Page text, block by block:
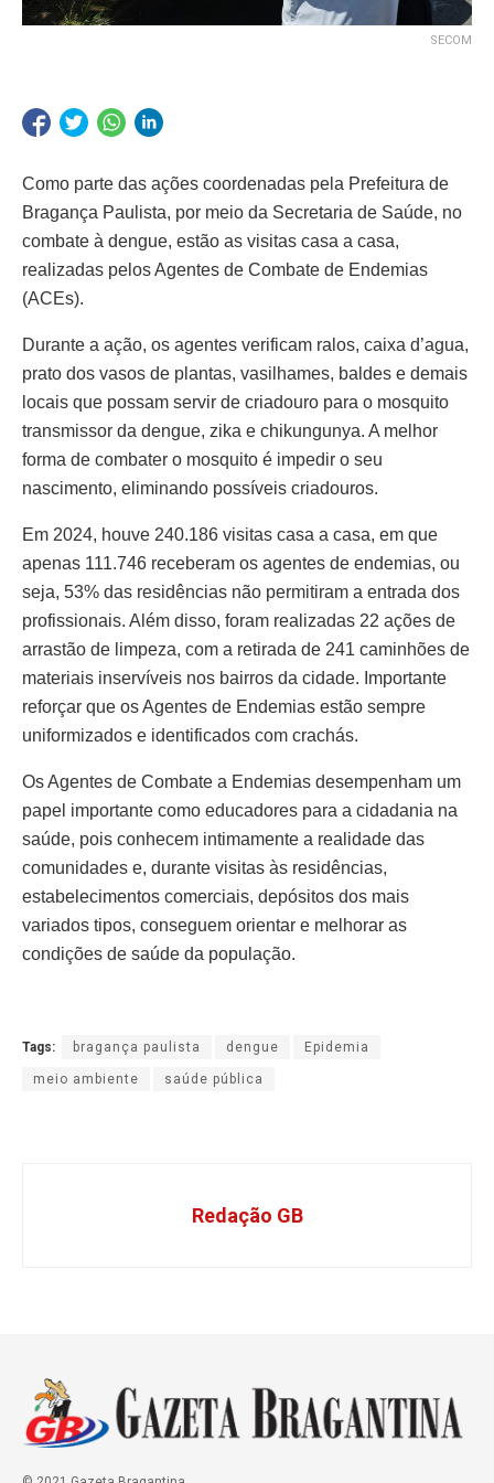
SECOM
Como parte das ações coordenadas pela Prefeitura de
Bragança Paulista, por meio da Secretaria de Saúde, no
combate à dengue, estão as visitas casa a casa,
realizadas pelos Agentes de Combate de Endemias
(ACEs).
Durante a ação, os agentes verificam ralos, caixa d’agua,
prato dos vasos de plantas, vasilhames, baldes e demais
locais que possam servir de criadouro para o mosquito
transmissor da dengue, zika e chikungunya. A melhor
forma de combater o mosquito é impedir o seu
nascimento, eliminando possíveis criadouros.
Em 2024, houve 240.186 visitas casa a casa, em que
apenas 111.746 receberam os agentes de endemias, ou
seja, 53% das residências não permitiram a entrada dos
profissionais. Além disso, foram realizadas 22 ações de
arrastão de limpeza, com a retirada de 241 caminhões de
materiais inservíveis nos bairros da cidade. Importante
reforçar que os Agentes de Endemias estão sempre
uniformizados e identificados com crachás.
Os Agentes de Combate a Endemias desempenham um
papel importante como educadores para a cidadania na
saúde, pois conhecem intimamente a realidade das
comunidades e, durante visitas às residências,
estabelecimentos comerciais, depósitos dos mais
variados tipos, conseguem orientar e melhorar as
condições de saúde da população.
Tags: bragança paulista dengue Epidemia
meio ambiente saúde pública
Redação GB